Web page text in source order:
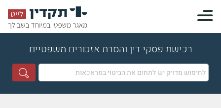
רכישת פסקי דין והסרת אזכורים משפטיים